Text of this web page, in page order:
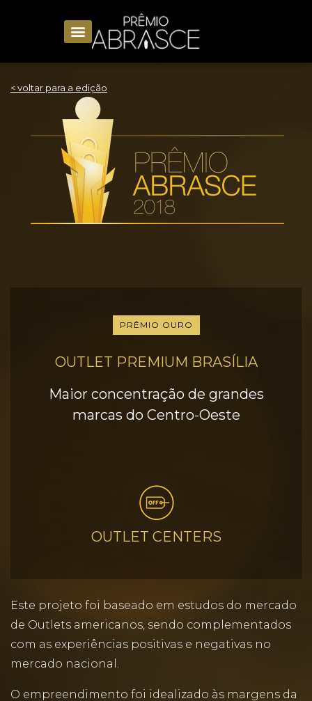
< voltar para a edição
PRÊMIO OURO
OUTLET PREMIUM BRASÍLIA
Maior concentração de grandes
marcas do Centro-Oeste
OUTLET CENTERS
Este projeto foi baseado em estudos do mercado
de Outlets americanos, sendo complementados
com as experiências positivas e negativas no
mercado nacional.
O empreendimento foi idealizado às margens da